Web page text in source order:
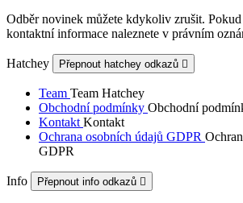
Odběr novinek můžete kdykoliv zrušit. Pokud
kontaktní informace naleznete v právním
Hatchey Přepnout hatchey odkazů 
Team Team Hatchey
Obchodní podmínky Obchodní
Kontakt Kontakt
Ochrana osobních údajů GDPR
GDPR
Info Přepnout info odkazů 